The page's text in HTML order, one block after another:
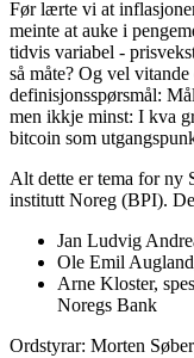
Før lærte vi at
meinte at auke i
tidvis variabel -
så måte? Og vel
definisjonsspørsmål:
men ikkje minst: I kva
bitcoin som
Alt dette er tema for ny
institutt Noreg (BPI).
Jan Ludvig
Ole Emil
Arne Kloster,
Noregs Bank
Ordstyrar: Morten